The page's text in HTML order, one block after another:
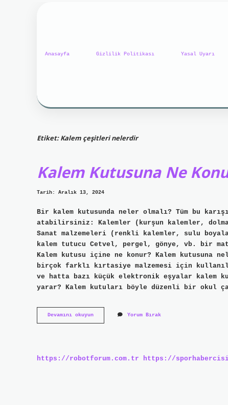
Anasayfa Gizlilik Politikası Yasal Uyarı
Etiket:Kalem çeşitleri nelerdir
Kalem Kutusuna Ne
Tarih: Aralık 13, 2024
Bir kalem kutusunda neler olmalı? Tüm bu
atabilirsiniz: Kalemler (kurşun kalemler,
Sanat malzemeleri (renkli kalemler, sulu
kalem tutucu Cetvel, pergel, gönye, vb. bir
Kalem kutusu içine ne konur? Kalem kutusuna
birçok farklı kırtasiye malzemesi için
ve hatta bazı küçük elektronik eşyalar kalem
yarar? Kalem kutuları böyle düzenli bir okul
Devamını okuyunKalem
Kutusuna
Yorum Bırak
https://robotforum.com.tr https://